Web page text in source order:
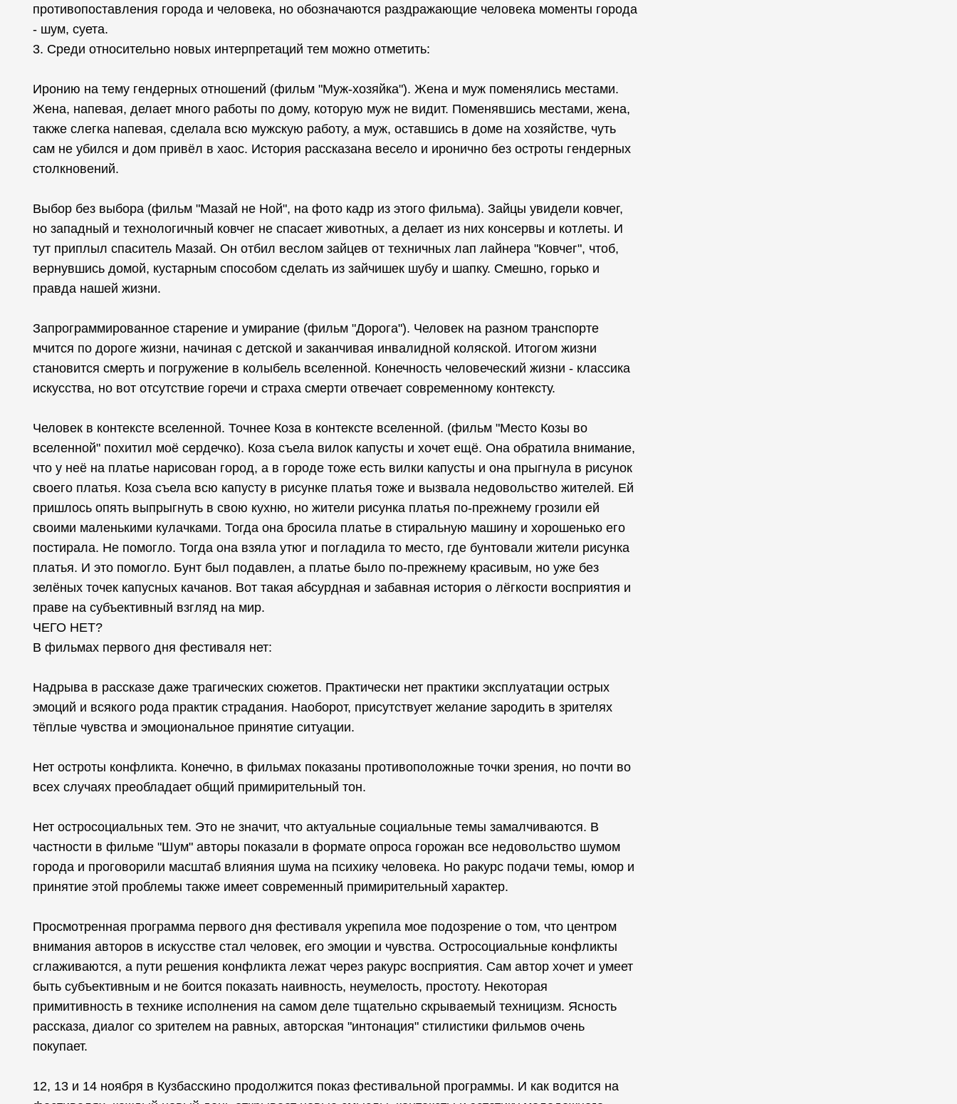
противопоставления города и человека, но обозначаются раздражающие человека моменты города
- шум, суета.
3. Среди относительно новых интерпретаций тем можно отметить:
Иронию на тему гендерных отношений (фильм "Муж-хозяйка"). Жена и муж поменялись местами.
Жена, напевая, делает много работы по дому, которую муж не видит. Поменявшись местами, жена,
также слегка напевая, сделала всю мужскую работу, а муж, оставшись в доме на хозяйстве, чуть
сам не убился и дом привёл в хаос. История рассказана весело и иронично без остроты гендерных
столкновений.
Выбор без выбора (фильм "Мазай не Ной", на фото кадр из этого фильма). Зайцы увидели ковчег,
но западный и технологичный ковчег не спасает животных, а делает из них консервы и котлеты. И
тут приплыл спаситель Мазай. Он отбил веслом зайцев от техничных лап лайнера "Ковчег", чтоб,
вернувшись домой, кустарным способом сделать из зайчишек шубу и шапку. Смешно, горько и
правда нашей жизни.
Запрограммированное старение и умирание (фильм "Дорога"). Человек на разном транспорте
мчится по дороге жизни, начиная с детской и заканчивая инвалидной коляской. Итогом жизни
становится смерть и погружение в колыбель вселенной. Конечность человеческий жизни - классика
искусства, но вот отсутствие горечи и страха смерти отвечает современному контексту.
Человек в контексте вселенной. Точнее Коза в контексте вселенной. (фильм "Место Козы во
вселенной" похитил моё сердечко). Коза съела вилок капусты и хочет ещё. Она обратила внимание,
что у неё на платье нарисован город, а в городе тоже есть вилки капусты и она прыгнула в рисунок
своего платья. Коза съела всю капусту в рисунке платья тоже и вызвала недовольство жителей. Ей
пришлось опять выпрыгнуть в свою кухню, но жители рисунка платья по-прежнему грозили ей
своими маленькими кулачками. Тогда она бросила платье в стиральную машину и хорошенько его
постирала. Не помогло. Тогда она взяла утюг и погладила то место, где бунтовали жители рисунка
платья. И это помогло. Бунт был подавлен, а платье было по-прежнему красивым, но уже без
зелёных точек капусных качанов. Вот такая абсурдная и забавная история о лёгкости восприятия и
праве на субъективный взгляд на мир.
ЧЕГО НЕТ?
В фильмах первого дня фестиваля нет:
Надрыва в рассказе даже трагических сюжетов. Практически нет практики эксплуатации острых
эмоций и всякого рода практик страдания. Наоборот, присутствует желание зародить в зрителях
тёплые чувства и эмоциональное принятие ситуации.
Нет остроты конфликта. Конечно, в фильмах показаны противоположные точки зрения, но почти во
всех случаях преобладает общий примирительный тон.
Нет остросоциальных тем. Это не значит, что актуальные социальные темы замалчиваются. В
частности в фильме "Шум" авторы показали в формате опроса горожан все недовольство шумом
города и проговорили масштаб влияния шума на психику человека. Но ракурс подачи темы, юмор и
принятие этой проблемы также имеет современный примирительный характер.
Просмотренная программа первого дня фестиваля укрепила мое подозрение о том, что центром
внимания авторов в искусстве стал человек, его эмоции и чувства. Остросоциальные конфликты
сглаживаются, а пути решения конфликта лежат через ракурс восприятия. Сам автор хочет и умеет
быть субъективным и не боится показать наивность, неумелость, простоту. Некоторая
примитивность в технике исполнения на самом деле тщательно скрываемый техницизм. Ясность
рассказа, диалог со зрителем на равных, авторская "интонация" стилистики фильмов очень
покупает.
12, 13 и 14 ноября в Кузбасскино продолжится показ фестивальной программы. И как водится на